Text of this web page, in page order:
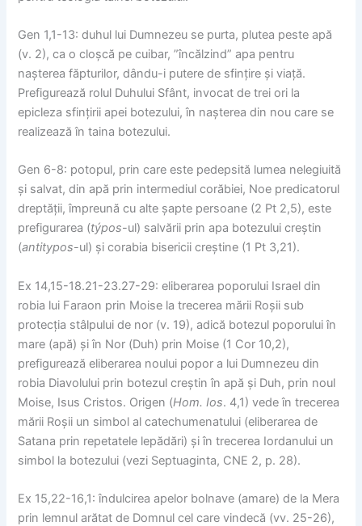
Gen 1,1-13: duhul lui Dumnezeu se purta, plutea peste apă
(v. 2), ca o cloșcă pe cuibar, ”încălzind” apa pentru
nașterea făpturilor, dându-i putere de sfințire și viață.
Prefigurează rolul Duhului Sfânt, invocat de trei ori la
epicleza sfințirii apei botezului, în nașterea din nou care se
realizează în taina botezului.
Gen 6-8: potopul, prin care este pedepsită lumea nelegiuită
și salvat, din apă prin intermediul corăbiei, Noe predicatorul
dreptății, împreună cu alte șapte persoane (2 Pt 2,5), este
prefigurarea (týpos-ul) salvării prin apa botezului creștin
(antitypos-ul) și corabia bisericii creștine (1 Pt 3,21).
Ex 14,15-18.21-23.27-29: eliberarea poporului Israel din
robia lui Faraon prin Moise la trecerea mării Roșii sub
protecția stâlpului de nor (v. 19), adică botezul poporului în
mare (apă) și în Nor (Duh) prin Moise (1 Cor 10,2),
prefigurează eliberarea noului popor a lui Dumnezeu din
robia Diavolului prin botezul creștin în apă și Duh, prin noul
Moise, Isus Cristos. Origen (Hom. Ios. 4,1) vede în trecerea
mării Roșii un simbol al catechumenatului (eliberarea de
Satana prin repetatele lepădări) și în trecerea Iordanului un
simbol la botezului (vezi Septuaginta, CNE 2, p. 28).
Ex 15,22-16,1: îndulcirea apelor bolnave (amare) de la Mera
prin lemnul arătat de Domnul cel care vindecă (vv. 25-26),